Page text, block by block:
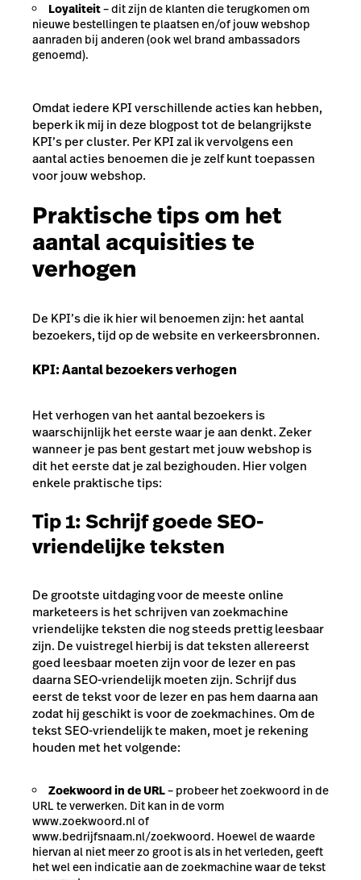
Loyaliteit– dit zijn de klanten die terugkomen om
nieuwe bestellingen te plaatsen en/of jouw webshop
aanraden bij anderen (ook wel brand ambassadors
genoemd).
Omdat iedere KPI verschillende acties kan hebben,
beperk ik mij in deze blogpost tot de belangrijkste
KPI’s per cluster. Per KPI zal ik vervolgens een
aantal acties benoemen die je zelf kunt toepassen
voor jouw webshop.
Praktische tips om het
aantal acquisities te
verhogen
De KPI’s die ik hier wil benoemen zijn: het aantal
bezoekers, tijd op de website en verkeersbronnen.
KPI: Aantal bezoekers verhogen
Het verhogen van het aantal bezoekers is
waarschijnlijk het eerste waar je aan denkt. Zeker
wanneer je pas bent gestart met jouw webshop is
dit het eerste dat je zal bezighouden. Hier volgen
enkele praktische tips:
Tip 1: Schrijf goede SEO-
vriendelijke teksten
De grootste uitdaging voor de meeste online
marketeers is het schrijven van zoekmachine
vriendelijke teksten die nog steeds prettig leesbaar
zijn. De vuistregel hierbij is dat teksten allereerst
goed leesbaar moeten zijn voor de lezer en pas
daarna SEO-vriendelijk moeten zijn. Schrijf dus
eerst de tekst voor de lezer en pas hem daarna aan
zodat hij geschikt is voor de zoekmachines. Om de
tekst SEO-vriendelijk te maken, moet je rekening
houden met het volgende:
Zoekwoord in de URL– probeer het zoekwoord in de
URL te verwerken. Dit kan in de vorm
www.zoekwoord.nl of
www.bedrijfsnaam.nl/zoekwoord. Hoewel de waarde
hiervan al niet meer zo groot is als in het verleden, geeft
het wel een indicatie aan de zoekmachine waar de tekst